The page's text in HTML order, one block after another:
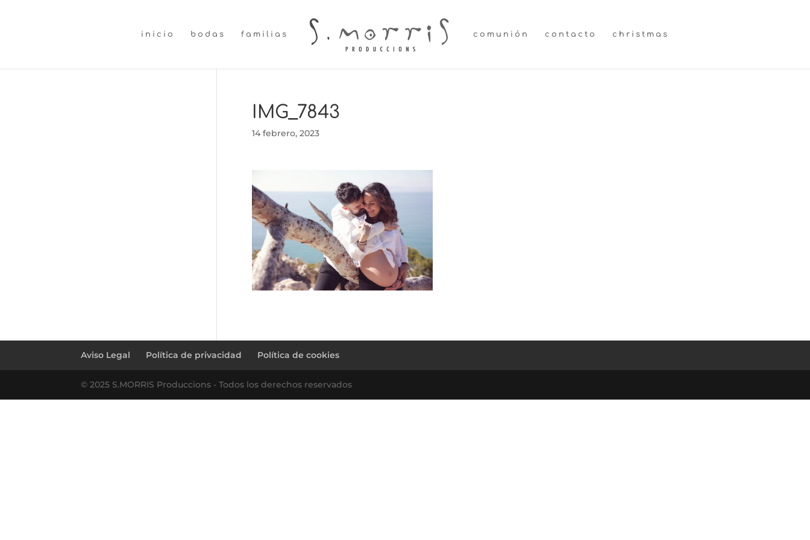
inicio bodas familias comunión contacto christmas
IMG_7843
14 febrero, 2023
Aviso Legal Política de privacidad Política de cookies
© 2025 S.MORRIS Produccions - Todos los derechos reservados